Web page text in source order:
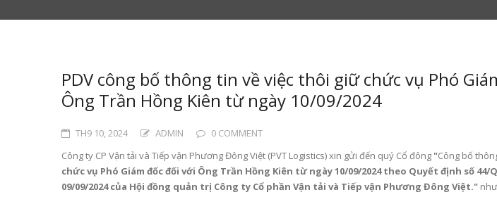
PDV công bố thông tin về việc thôi giữ chức vụ Phó
Ông Trần Hồng Kiên từ ngày 10/09/2024
TH9 10, 2024 ADMIN
0 COMMENT
Công ty CP Vận tải và Tiếp vận Phương Đông Việt (PVT Logistics) xin gửi đến quý Cổ đông "Công bố
chức vụ Phó Giám đốc đối với Ông Trần Hồng Kiên từ ngày 10/09/2024theo Quyết định số 44/
09/09/2024 của Hội đồng quản trị Công ty Cổ phần Vận tải và Tiếp vận Phương Đông Việt."